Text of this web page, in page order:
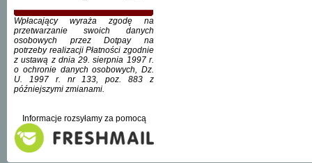
Wpłacający wyraża zgodę na
przetwarzanie swoich danych
osobowych przez Dotpay na
potrzeby realizacji Płatności zgodnie
z ustawą z dnia 29. sierpnia 1997 r.
o ochronie danych osobowych, Dz.
U. 1997 r. nr 133, poz. 883 z
późniejszymi zmianami.
Informacje rozsyłamy za pomocą